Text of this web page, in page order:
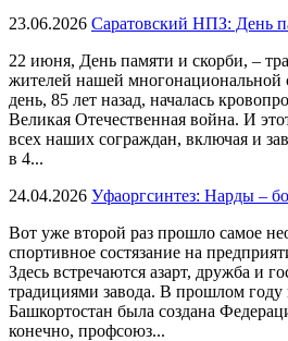
23.06.2026 Саратовский НПЗ: День
22 июня, День памяти и скорби, –
жителей нашей
день, 85 лет назад, началась
Великая Отечественная война. И
всех наших сограждан, включая и
в 4...
24.04.2026 Уфаоргсинтез: Нарды –
Вот уже второй раз прошло самое
спортивное состязание на
Здесь встречаются азарт, дружба и
традициями завода. В прошлом году
Башкортостан была создана
конечно, профсоюз...